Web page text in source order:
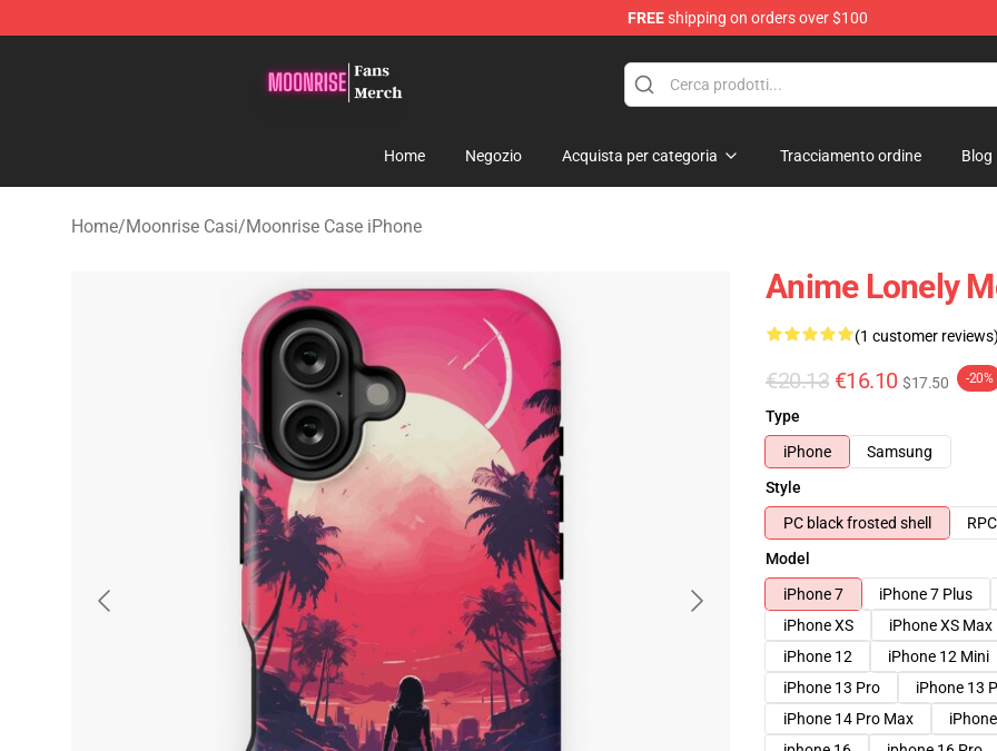
FREEshipping on orders over $100
Home Negozio Acquista per categoria Tracciamento ordine Blog
Home/Moonrise Casi/Moonrise Case iPhone
Anime Lonely
(1 customer
€20.13 €16.10 $17.50 -20%
Type
iPhone
Samsung
Style
PC black frosted shell
Model
iPhone 7
iPhone 7 Plus
iPhone XS
iPhone XS Max
iPhone 12
iPhone 12 Mini
iPhone 13 Pro
iPhone 13
iPhone 14 Pro Max